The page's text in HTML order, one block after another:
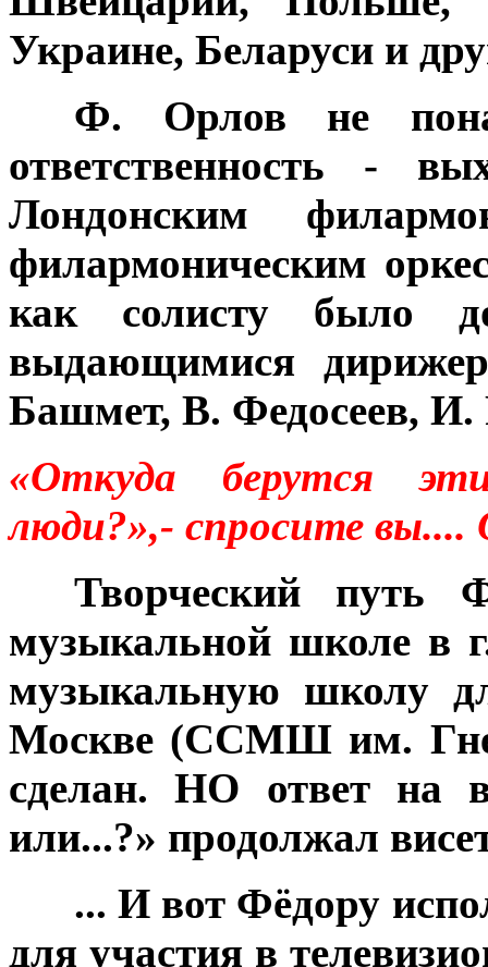
Украине, Беларуси и
Ф. Орлов не
ответственность -
Лондонским
филармоническим
как солисту было
выдающимися
Башмет, В. Федосеев, И.
«Откуда берутся
люди?»,- спросите вы....
Творческий путь
музыкальной школе в
музыкальную школу
Москве (ССМШ им.
сделан. НО ответ на
или...?» продолжал
... И вот Фёдору
для участия в